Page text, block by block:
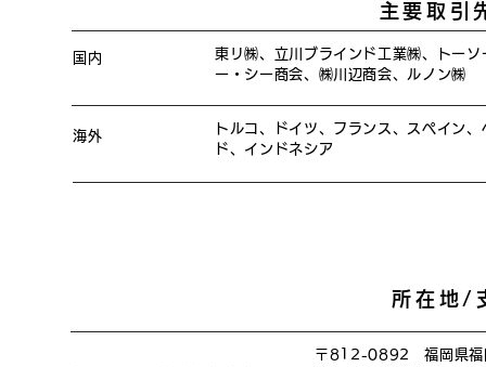
主要取
国内
東リ㈱、立川ブラインド工業㈱、トー
ー・シー商会、㈱川辺商会、ルノン㈱
海外
トルコ、ドイツ、フランス、スペイン
ド、インドネシア
所在地
〒812-0892 福岡県福